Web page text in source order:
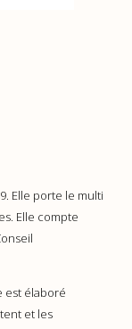
Elle porte le multi
Elle compte
est élaboré
et les